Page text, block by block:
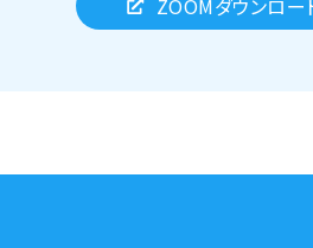
ZOOMダウンロー